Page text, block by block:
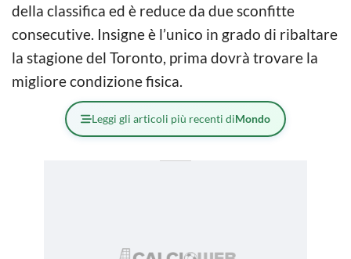
della classifica ed è reduce da due sconfitte
consecutive. Insigne è l’unico in grado di ribaltare
la stagione del Toronto, prima dovrà trovare la
migliore condizione fisica.
Leggi gli articoli più recenti diMondo